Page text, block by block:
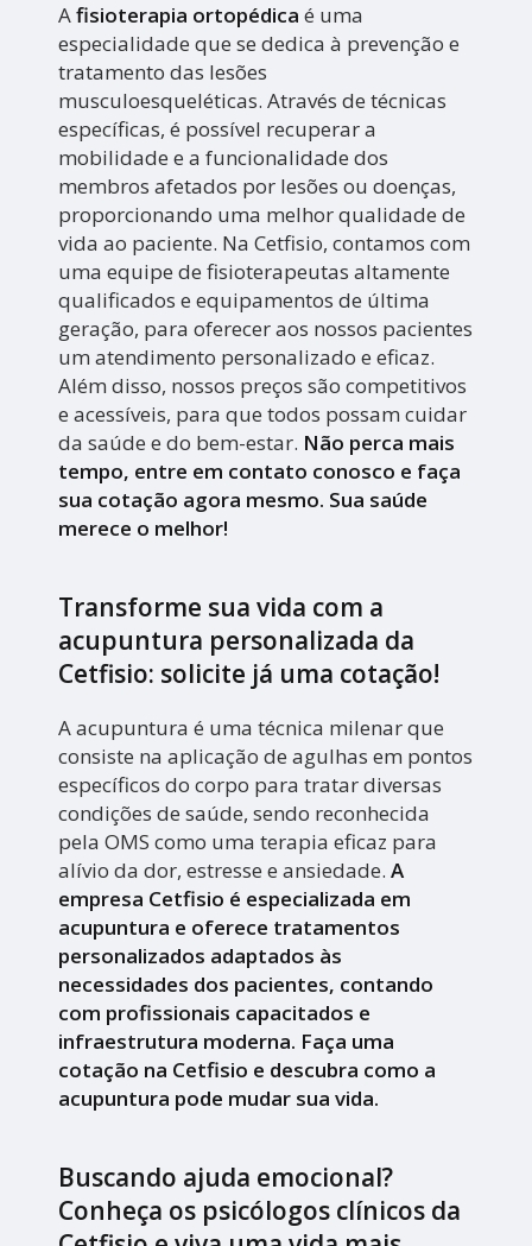
Afisioterapia ortopédica é uma
especialidade que se dedica à prevenção e
tratamento das lesões
musculoesqueléticas. Através de técnicas
específicas, é possível recuperar a
mobilidade e a funcionalidade dos
membros afetados por lesões ou doenças,
proporcionando uma melhor qualidade de
vida ao paciente. Na Cetfisio, contamos com
uma equipe de fisioterapeutas altamente
qualificados e equipamentos de última
geração, para oferecer aos nossos pacientes
um atendimento personalizado e eficaz.
Além disso, nossos preços são competitivos
e acessíveis, para que todos possam cuidar
da saúde e do bem-estar. Não perca mais
tempo, entre em contato conosco e faça
sua cotação agora mesmo. Sua saúde
merece o melhor!
Transforme sua vida com a
acupuntura personalizada da
Cetfisio: solicite já uma cotação!
A acupuntura é uma técnica milenar que
consiste na aplicação de agulhas em pontos
específicos do corpo para tratar diversas
condições de saúde, sendo reconhecida
pela OMS como uma terapia eficaz para
alívio da dor, estresse e ansiedade.A
empresa Cetfisio é especializada em
acupuntura e oferece tratamentos
personalizados adaptados às
necessidades dos pacientes, contando
com profissionais capacitados e
infraestrutura moderna. Faça uma
cotação na Cetfisio e descubra como a
acupuntura pode mudar sua vida.
Buscando ajuda emocional?
Conheça os psicólogos clínicos da